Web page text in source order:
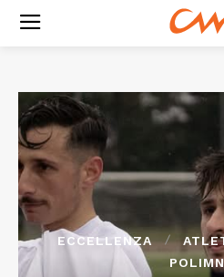
ECCELLENZA